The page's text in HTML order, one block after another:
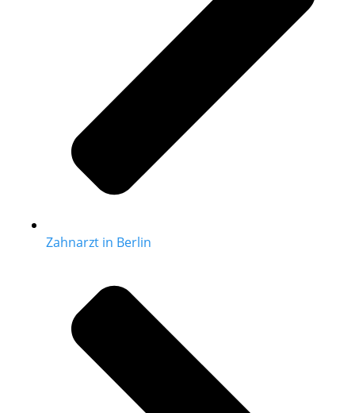
Zahnarzt in Berlin